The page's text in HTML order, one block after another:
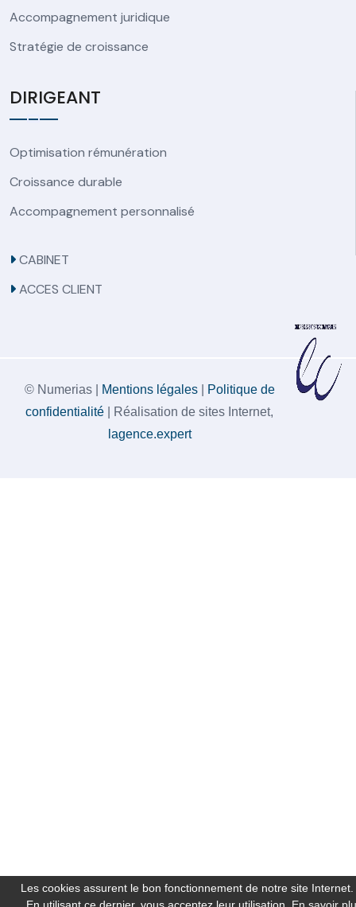
Accompagnement juridique
Stratégie de croissance
DIRIGEANT
Optimisation rémunération
Croissance durable
Accompagnement personnalisé
CABINET
ACCES CLIENT
© Numerias | Mentions légales|
Politique de
confidentialité | Réalisation de sites Internet,
lagence.expert
Les cookies assurent le bon fonctionnement de notre site Internet.